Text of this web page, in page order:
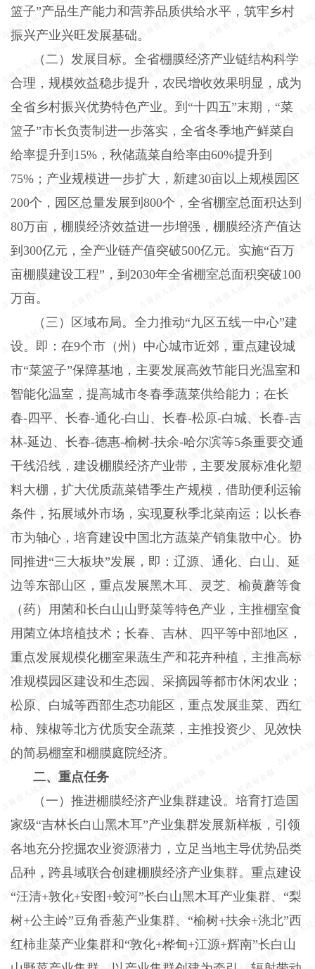
篮子”产品生产能力和营养品质供给水平，筑牢乡村
振兴产业兴旺发展基础。
（二）发展目标。全省棚膜经济产业链结构科学
合理，规模效益稳步提升，农民增收效果明显，成为
全省乡村振兴优势特色产业。到 “十四五”末期，“菜
篮子”市长负责制进一步落实，全省冬季地产鲜菜自
给率提升到15%，秋储蔬菜自给率由60%提升到
75%；产业规模进一步扩大，新建30亩以上规模园区
200个，园区总量发展到800个，全省棚室总面积达到
80万亩，棚膜经济效益进一步增强，棚膜经济产值达
到300亿元，全产业链产值突破500亿元。实施“百万
亩棚膜建设工程”，到2030年全省棚室总面积突破100
万亩。
（三）区域布局。全力推动“九区五线一中心”建
设。即：在9个市（州）中心城市近郊，重点建设城
市“菜篮子”保障基地，主要发展高效节能日光温室和
智能化温室，提高城市冬春季蔬菜供给能力；在长
春-四平、长春-通化-白山、长春-松原-白城、长春-吉
林-延边、长春-德惠-榆树-扶余-哈尔滨等5条重要交通
干线沿线，建设棚膜经济产业带，主要发展标准化塑
料大棚，扩大优质蔬菜错季生产规模，借助便利运输
条件，拓展域外市场，实现夏秋季北菜南运；以长春
市为轴心，培育建设中国北方蔬菜产销集散中心。协
同推进“三大板块”发展，即：辽源、通化、白山、延
边等东部山区，重点发展黑木耳、灵芝、榆黄蘑等食
（药）用菌和长白山山野菜等特色产业，主推棚室食
用菌立体培植技术；长春、吉林、四平等中部地区，
重点发展规模化棚室果蔬生产和花卉种植，主推高标
准规模园区建设和生态园、采摘园等都市休闲农业；
松原、白城等西部生态功能区，重点发展韭菜、西红
柿、辣椒等北方优质安全蔬菜，主推投资少、见效快
的简易棚室和棚膜庭院经济。
二、重点任务
（一）推进棚膜经济产业集群建设。培育打造国
家级“吉林长白山黑木耳”产业集群发展新样板，引领
各地充分挖掘农业资源潜力，立足当地主导优势品类
品种，跨县域联合创建棚膜经济产业集群。重点建设
“汪清+敦化+安图+蛟河”长白山黑木耳产业集群、“梨
树+公主岭”豆角香葱产业集群、“榆树+扶余+洮北”西
红柿韭菜产业集群和“敦化+桦甸+江源+辉南”长白山